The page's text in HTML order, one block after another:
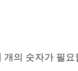
개의 숫자가 필요